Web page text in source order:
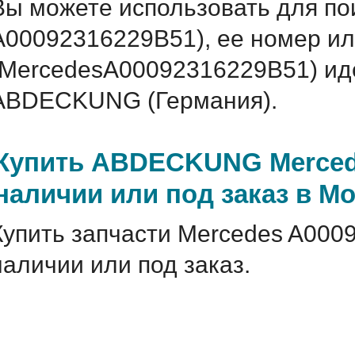
можете использовать для
ее номер
(Германия).
ABDECKUNG
или под заказ в
запчасти Mercedes
или под заказ.